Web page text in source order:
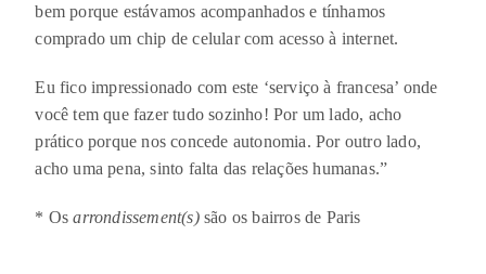
bem porque estávamos acompanhados e tínhamos
comprado um chip de celular com acesso à internet.
Eu fico impressionado com este ‘serviço à francesa’ onde
você tem que fazer tudo sozinho! Por um lado, acho
prático porque nos concede autonomia. Por outro lado,
acho uma pena, sinto falta das relações humanas.”
* Osarrondissement(s)são os bairros de Paris